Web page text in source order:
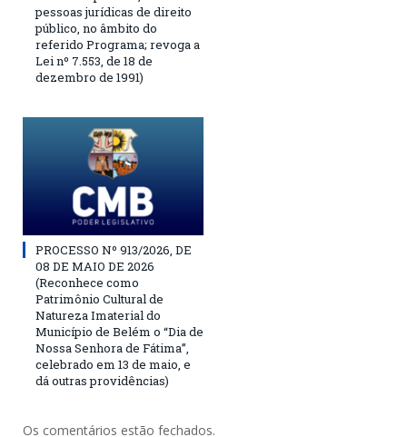
pessoas jurídicas de direito
público, no âmbito do
referido Programa; revoga a
Lei nº 7.553, de 18 de
dezembro de 1991)
PROCESSO Nº 913/2026, DE
08 DE MAIO DE 2026
(Reconhece como
Patrimônio Cultural de
Natureza Imaterial do
Município de Belém o “Dia de
Nossa Senhora de Fátima”,
celebrado em 13 de maio, e
dá outras providências)
Os comentários estão fechados.